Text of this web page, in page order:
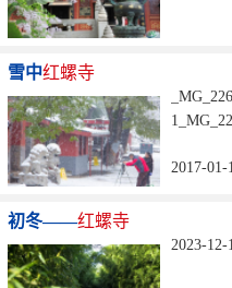
雪中红螺寺
2017-01-
初冬——红螺寺
2023-12-